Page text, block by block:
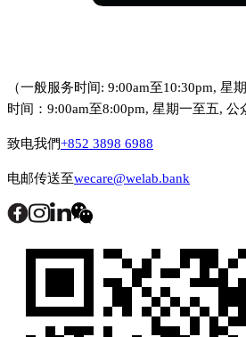
（一般服务时间: 9:00am至10:30pm, 星
时间：9:00am至8:00pm, 星期一至五, 公
致电我們+852 3898 6988
电邮传送至wecare@welab.bank